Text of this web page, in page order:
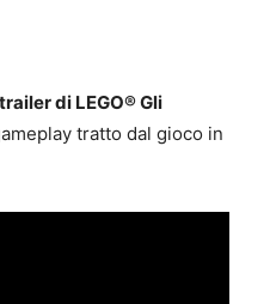
trailer di LEGO® Gli
tratto dal gioco in